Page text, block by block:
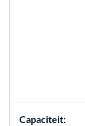
Capaciteit: